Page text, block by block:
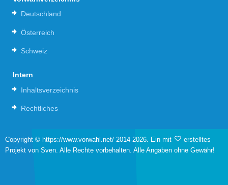
Deutschland
Österreich
Schweiz
Intern
Inhaltsverzeichnis
Rechtliches
Copyright © https://www.vorwahl.net/ 2014-2026. Ein mit
erstelltes
Projekt von Sven. Alle Rechte vorbehalten. Alle Angaben ohne Gewähr!